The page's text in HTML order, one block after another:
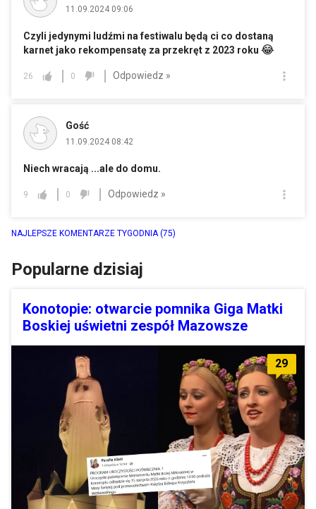
11.09.2024 09:06
Czyli jedynymi ludźmi na festiwalu będą ci co dostaną
karnet jako rekompensatę za przekręt z 2023 roku 😂
26 0 Odpowiedz »
Gość
11.09.2024 08:42
Niech wracają ...ale do domu.
9 0 Odpowiedz »
NAJLEPSZE KOMENTARZE TYGODNIA (75)
Popularne dzisiaj
Konotopie: otwarcie pomnika Giga Matki
Boskiej uświetni zespół Mazowsze
29